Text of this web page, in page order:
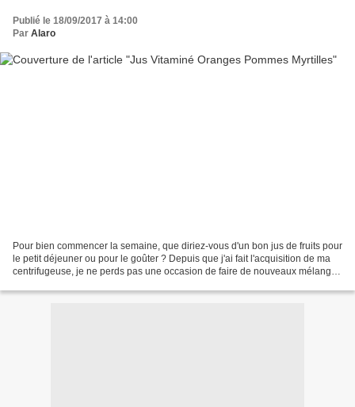
Publié le 18/09/2017 à 14:00
Par Alaro
Pour bien commencer la semaine, que diriez-vous d'un bon jus de fruits pour
le petit déjeuner ou pour le goûter ? Depuis que j'ai fait l'acquisition de ma
centrifugeuse, je ne perds pas une occasion de faire de nouveaux mélanges